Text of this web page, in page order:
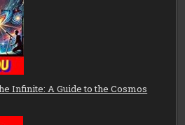
Infinite: A Guide to the Cosmos